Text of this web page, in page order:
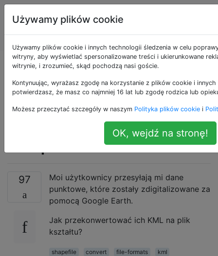
Systemy
Informacji
Geograficznej
Konwertujesz
pomiędzy KML a
formatem plików
shapefile (SHP)?
97
Moi użytkownicy przesyłają mi dane
punktowe, które zostały zdigitalizowane za
pomocą Google Earth.
Jak przekonwertować ich KML na plik
kształtu?
shapefile convert file-formats
kml
Używamy plików cookie
Używamy plików cookie i innych technologii śledzenia w celu
witryny, aby wyświetlać spersonalizowane treści i ukierunkowane
witrynie, i zrozumieć, skąd pochodzą nasi goście.
Kontynuując, wyrażasz zgodę na korzystanie z plików cookie i
potwierdzasz, że masz co najmniej 16 lat lub zgodę rodzica lub
Możesz przeczytać szczegóły w naszym Polityka plików cookie i
OK, wejdź na stronę!